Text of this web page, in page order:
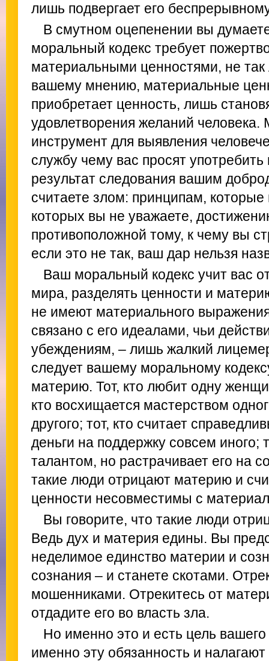
лишь подвергает его
В смутном оцепенении вы
моральный кодекс требует
материальными ценностями, не так
вашему мнению, материальные
приобретает ценность, лишь
удовлетворения желаний
инструмент для выявления
службу чему вас просят
результат следования вашим
считаете злом: принципам,
которых вы не уважаете,
противоположной тому, к чему вы
если это не так, ваш дар нельзя
Ваш моральный кодекс учит вас
мира, разделять ценности и
не имеют материального
связано с его идеалами, чьи
убеждениям, – лишь жалкий
следует вашему моральному
материю. Тот, кто любит одну
кто восхищается мастерством
другого; тот, кто считает
деньги на поддержку совсем иного;
талантом, но растрачивает его на
такие люди отрицают материю и
ценности несовместимы с
Вы говорите, что такие люди
Ведь дух и материя едины. Вы
неделимое единство материи и
сознания – и станете скотами.
мошенниками. Отрекитесь от
отдадите его во власть зла.
Но именно это и есть цель
именно эту обязанность и